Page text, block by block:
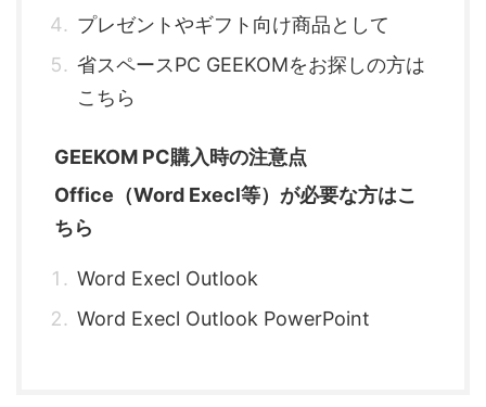
プレゼントやギフト向け商品として
省スペースPC GEEKOMをお探しの方は
こちら
GEEKOM PC購入時の注意点
Office（Word Execl等）が必要な方はこ
ちら
Word Execl Outlook
Word Execl Outlook PowerPoint